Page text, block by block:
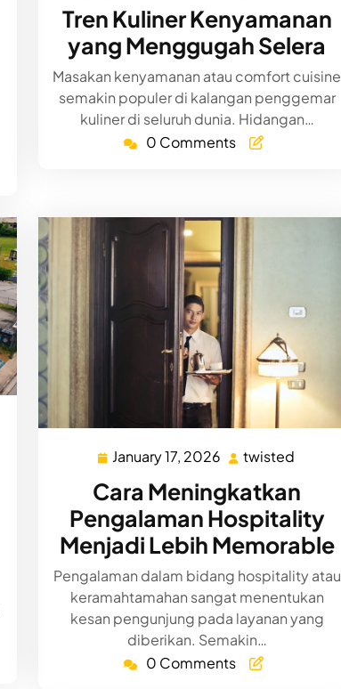
2026
Tren Kuliner Kenyamanan
yang Menggugah Selera
Masakan kenyamanan atau comfort cuisine
semakin populer di kalangan penggemar
kuliner di seluruh dunia. Hidangan…
0 Comments
January 17, 2026 January
17,
2026
twisted
Cara Meningkatkan
Pengalaman Hospitality
Menjadi Lebih Memorable
Pengalaman dalam bidang hospitality atau
keramahtamahan sangat menentukan
kesan pengunjung pada layanan yang
diberikan. Semakin…
0 Comments